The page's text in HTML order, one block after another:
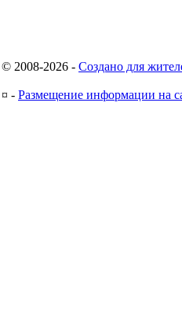
© 2008-2026 - Создано для
¤ - Размещение информации на